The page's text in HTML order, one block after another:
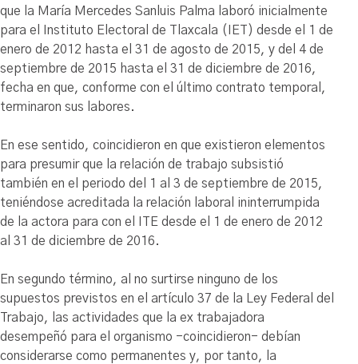
que la María Mercedes Sanluis Palma laboró inicialmente
para el Instituto Electoral de Tlaxcala (IET) desde el 1 de
enero de 2012 hasta el 31 de agosto de 2015, y del 4 de
septiembre de 2015 hasta el 31 de diciembre de 2016,
fecha en que, conforme con el último contrato temporal,
terminaron sus labores.
En ese sentido, coincidieron en que existieron elementos
para presumir que la relación de trabajo subsistió
también en el periodo del 1 al 3 de septiembre de 2015,
teniéndose acreditada la relación laboral ininterrumpida
de la actora para con el ITE desde el 1 de enero de 2012
al 31 de diciembre de 2016.
En segundo término, al no surtirse ninguno de los
supuestos previstos en el artículo 37 de la Ley Federal del
Trabajo, las actividades que la ex trabajadora
desempeñó para el organismo -coincidieron- debían
considerarse como permanentes y, por tanto, la